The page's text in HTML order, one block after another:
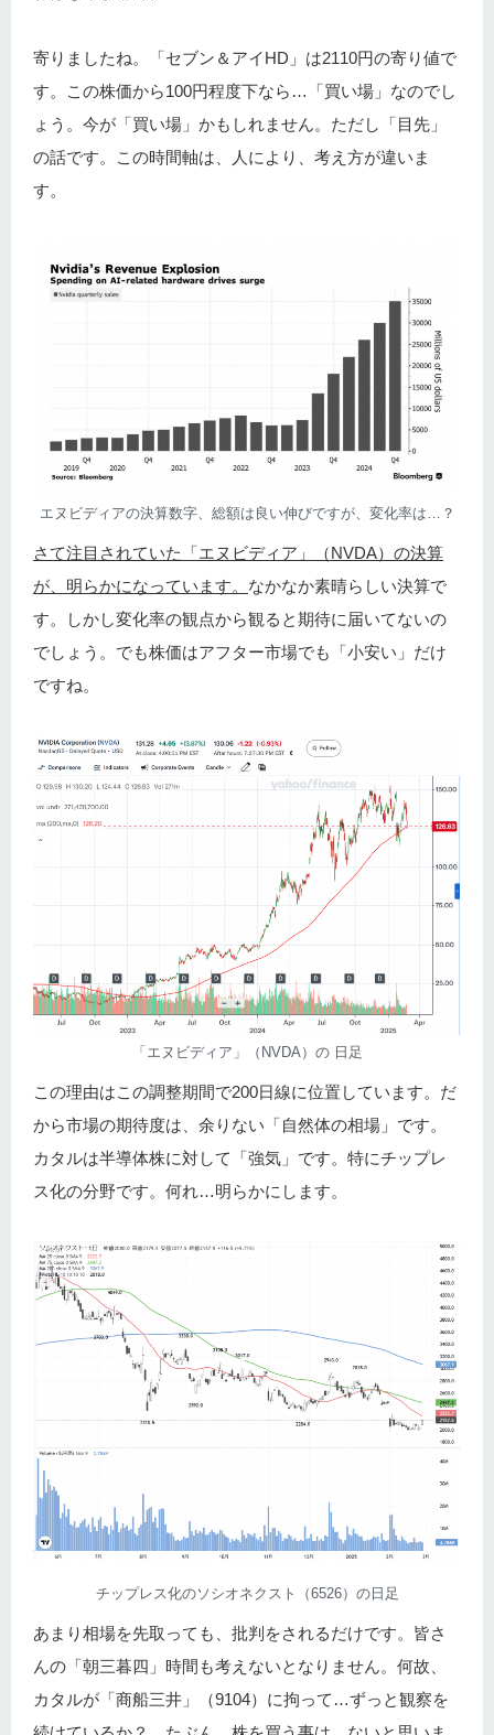
寄りましたね。「セブン＆アイHD」は2110円の寄り値で
す。この株価から100円程度下なら…「買い場」なのでし
ょう。今が「買い場」かもしれません。ただし「目先」
の話です。この時間軸は、人により、考え方が違いま
す。
エヌビディアの決算数字、総額は良い伸びですが、変化率は…？
さて注目されていた「エヌビディア」（NVDA）の決算
が、明らかになっています。 なかなか素晴らしい決算で
す。しかし変化率の観点から観ると期待に届いてないの
でしょう。でも株価はアフター市場でも「小安い」だけ
ですね。
「エヌビディア」（NVDA）の 日足
この理由はこの調整期間で200日線に位置しています。だ
から市場の期待度は、余りない「自然体の相場」です。
カタルは半導体株に対して「強気」です。特にチップレ
ス化の分野です。何れ…明らかにします。
チップレス化のソシオネクスト（6526）の日足
あまり相場を先取っても、批判をされるだけです。皆さ
んの「朝三暮四」時間も考えないとなりません。何故、
カタルが「商船三井」（9104）に拘って…ずっと観察を